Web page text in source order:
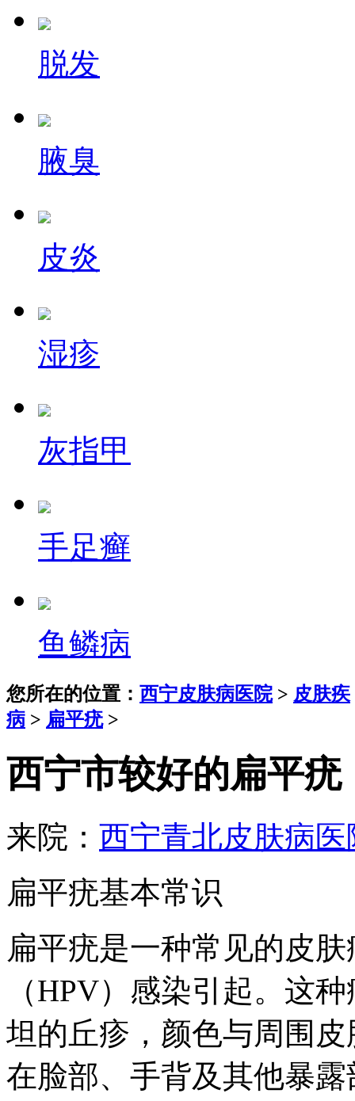
脱发
腋臭
皮炎
湿疹
灰指甲
手足癣
鱼鳞病
您所在的位置： 西宁皮肤病医院> 皮肤疾
病 > 扁平疣>
西宁市较好的扁平疣
来院： 西宁青北皮肤病医
扁平疣基本常识
扁平疣是一种常见的皮
（HPV）感染引起。这
坦的丘疹，颜色与周围
在脸部、手背及其他暴